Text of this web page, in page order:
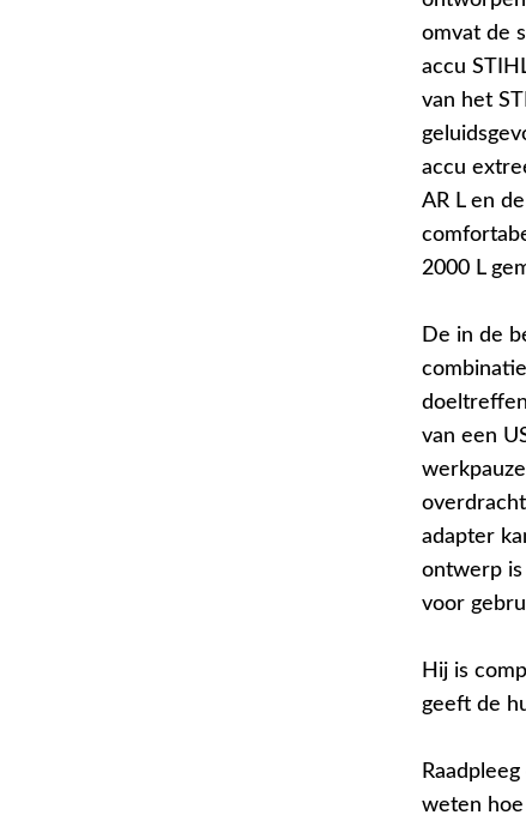
omvat de
accu
van het
accu
AR L en
2000 L
De in de
van een
adapter
ontwerp is
voor
Hij is
geeft de
weten